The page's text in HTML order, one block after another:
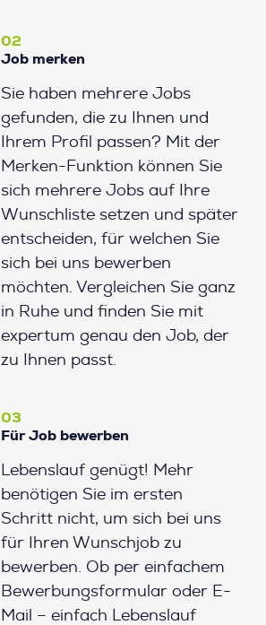
02
Job merken
Sie haben mehrere Jobs
gefunden, die zu Ihnen und
Ihrem Profil passen? Mit der
Merken-Funktion können Sie
sich mehrere Jobs auf Ihre
Wunschliste setzen und später
entscheiden, für welchen Sie
sich bei uns bewerben
möchten. Vergleichen Sie ganz
in Ruhe und finden Sie mit
expertum genau den Job, der
zu Ihnen passt.
03
Für Job bewerben
Lebenslauf genügt! Mehr
benötigen Sie im ersten
Schritt nicht, um sich bei uns
für Ihren Wunschjob zu
bewerben. Ob per einfachem
Bewerbungsformular oder E-
Mail – einfach Lebenslauf